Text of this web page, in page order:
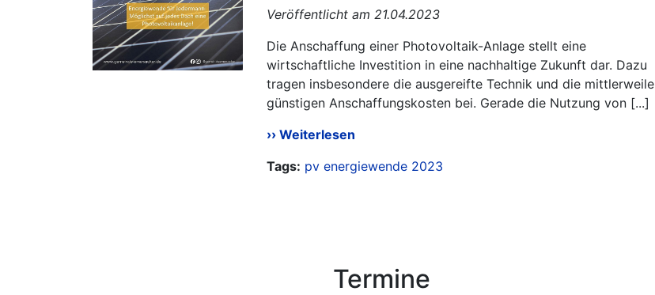
Veröffentlicht am 21.04.2023
Die Anschaffung einer Photovoltaik-Anlage stellt eine
wirtschaftliche Investition in eine nachhaltige Zukunft dar. Dazu
tragen insbesondere die ausgereifte Technik und die mittlerweile
günstigen Anschaffungskosten bei. Gerade die Nutzung von [...]
Weiterlesen
Tags: pv energiewende 2023
Termine